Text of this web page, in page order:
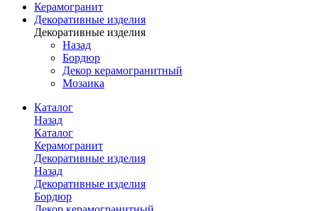
Керамогранит
Декоративные изделия
Декоративные изделия
Назад
Бордюр
Декор керамогранитный
Мозаика
Каталог
Назад
Каталог
Керамогранит
Декоративные изделия
Назад
Декоративные изделия
Бордюр